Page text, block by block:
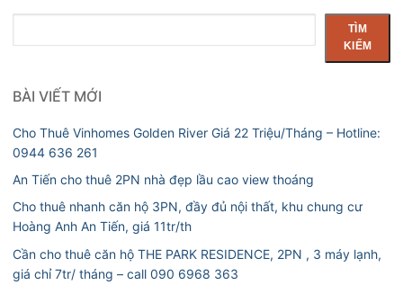
kiếm
TÌM
KIẾM
BÀI VIẾT MỚI
Cho Thuê Vinhomes Golden River Giá 22 Triệu/Tháng – Hotline:
0944 636 261
An Tiến cho thuê 2PN nhà đẹp lầu cao view thoáng
Cho thuê nhanh căn hộ 3PN, đầy đủ nội thất, khu chung cư
Hoàng Anh An Tiến, giá 11tr/th
Cần cho thuê căn hộ THE PARK RESIDENCE, 2PN , 3 máy lạnh,
giá chỉ 7tr/ tháng – call 090 6968 363